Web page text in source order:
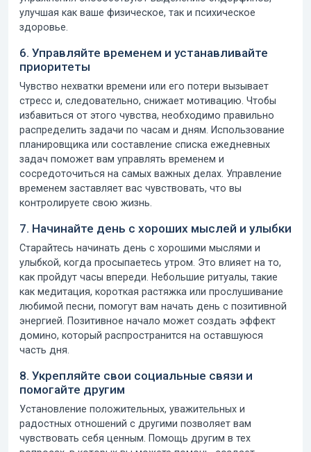
улучшая как ваше физическое, так и психическое
здоровье.
6. Управляйте временем и устанавливайте
приоритеты
Чувство нехватки времени или его потери вызывает
стресс и, следовательно, снижает мотивацию. Чтобы
избавиться от этого чувства, необходимо правильно
распределить задачи по часам и дням. Использование
планировщика или составление списка ежедневных
задач поможет вам управлять временем и
сосредоточиться на самых важных делах. Управление
временем заставляет вас чувствовать, что вы
контролируете свою жизнь.
7. Начинайте день с хороших мыслей и улыбки
Старайтесь начинать день с хорошими мыслями и
улыбкой, когда просыпаетесь утром. Это влияет на то,
как пройдут часы впереди. Небольшие ритуалы, такие
как медитация, короткая растяжка или прослушивание
любимой песни, помогут вам начать день с позитивной
энергией. Позитивное начало может создать эффект
домино, который распространится на оставшуюся
часть дня.
8. Укрепляйте свои социальные связи и
помогайте другим
Установление положительных, уважительных и
радостных отношений с другими позволяет вам
чувствовать себя ценным. Помощь другим в тех